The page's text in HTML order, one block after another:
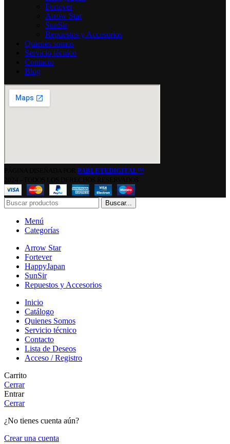
Fortever
Arrow Star
SunSir
Repuestos y Accesorios
Quienes somos
Servicio técnico
Contacto
Blog
PABLETEDIGITAL™
Buscar...
Menú
Categorías
Arrow Star
Fortever
HappyJapan
SunSir
Repuestos y Accesorios
Inicio
Catálogo
Quienes Somos
Servicio técnico
Contacto
Lista de Deseos
Acceso / Registro
Carrito
Cerrar
Entrar
Cerrar
¿No tienes cuenta aún?
Crear una cuenta